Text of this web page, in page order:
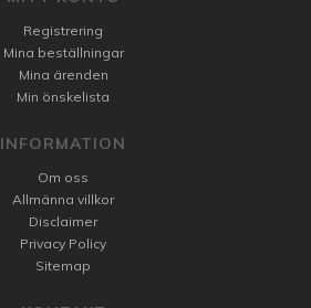
Registrering
Mina beställningar
Mina ärenden
Min önskelista
INFORMATION
Om oss
Allmänna villkor
Disclaimer
Privacy Policy
Sitemap